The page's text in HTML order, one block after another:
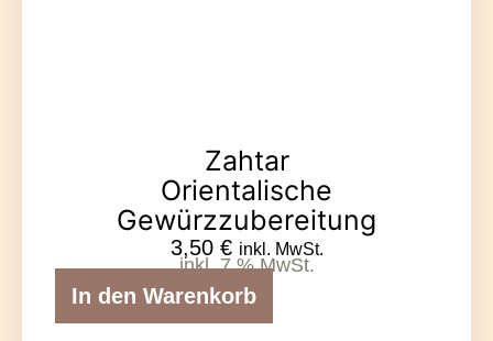
Zahtar
Orientalische
Gewürzzubereitung
3,50 € inkl. MwSt.
inkl. 7 % MwSt.
In den Warenkorb